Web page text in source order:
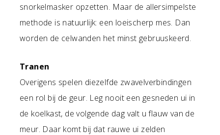
snorkelmasker opzetten. Maar de allersimpelste
methode is natuurlijk: een loeischerp mes. Dan
worden de celwanden het minst gebruuskeerd.
Tranen
Overigens spelen diezelfde zwavelverbindingen
een rol bij de geur. Leg nooit een gesneden ui in
de koelkast, de volgende dag valt u flauw van de
meur. Daar komt bij dat rauwe ui zelden